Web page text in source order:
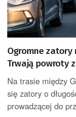
Ogromne zatory
Trwają powroty
Na trasie między
się zatory o
prowadzącej do